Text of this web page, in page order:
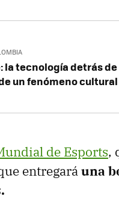
la tecnología detrás
un fenómeno cultural
de Esports,
entregaráuna